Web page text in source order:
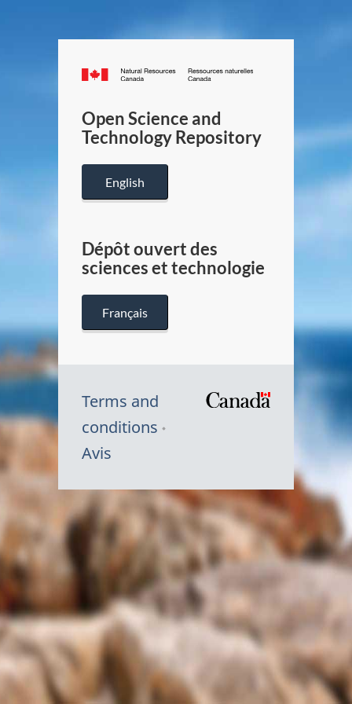
Canada.ca
/
Canada
Open Science and
Technology Repository
English
Dépôt ouvert des
sciences et technologie
Français
Terms and
conditions
Avis
Symbole
du
Canada